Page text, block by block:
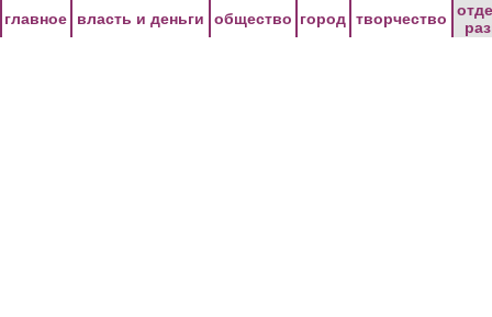
главное власть и деньги общество город творчество